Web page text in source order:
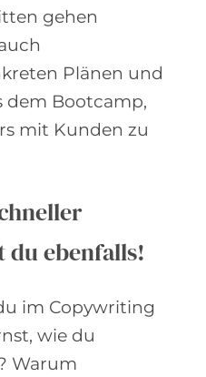
gehen
Plänen und
dem Bootcamp,
mit Kunden zu
du ebenfalls!
im Copywriting
wie du
Warum